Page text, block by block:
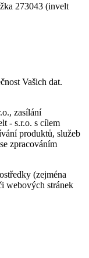
273043 (invelt
Vašich dat.
zasílání
- s.r.o. s cílem
produktů, služeb
zpracováním
(zejména
webových stránek